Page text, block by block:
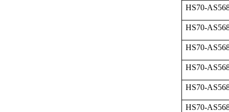
HS70-
HS70-
HS70-
HS70-
HS70-
HS70-